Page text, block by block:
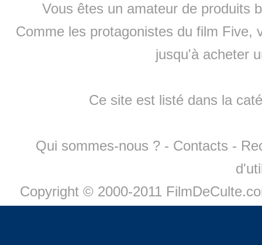
Vous êtes un amateur de produits
Comme les protagonistes du film Five,
jusqu'à acheter
Ce site est listé dans la
Qui sommes-nous ? - Contacts -
Copyright © 2000-2011